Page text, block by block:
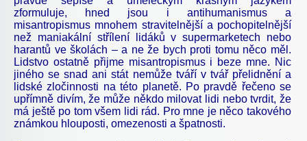
zformuluje, hned jsou i antihumanismus a
misantropismus mnohem stravitelnější a pochopitelnější
než maniakální střílení lidáků v supermarketech nebo
harantů ve školách – a ne že bych proti tomu něco měl.
Lidstvo ostatně přijme misantropismus i beze mne. Nic
jiného se snad ani stát nemůže tváří v tvář přelidnění a
lidské zločinnosti na této planetě. Po pravdě řečeno se
upřímně divím, že může někdo milovat lidi nebo tvrdit, že
má ještě po tom všem lidi rád. Pro mne je něco takového
známkou hlouposti, omezenosti a špatnosti.